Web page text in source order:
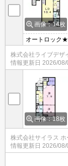
画像：14枚
オートロック
株式会社ライブデザ
情報更新日 2026/08/
画像：18枚
株式会社サイラス
情報更新日 2026/08/